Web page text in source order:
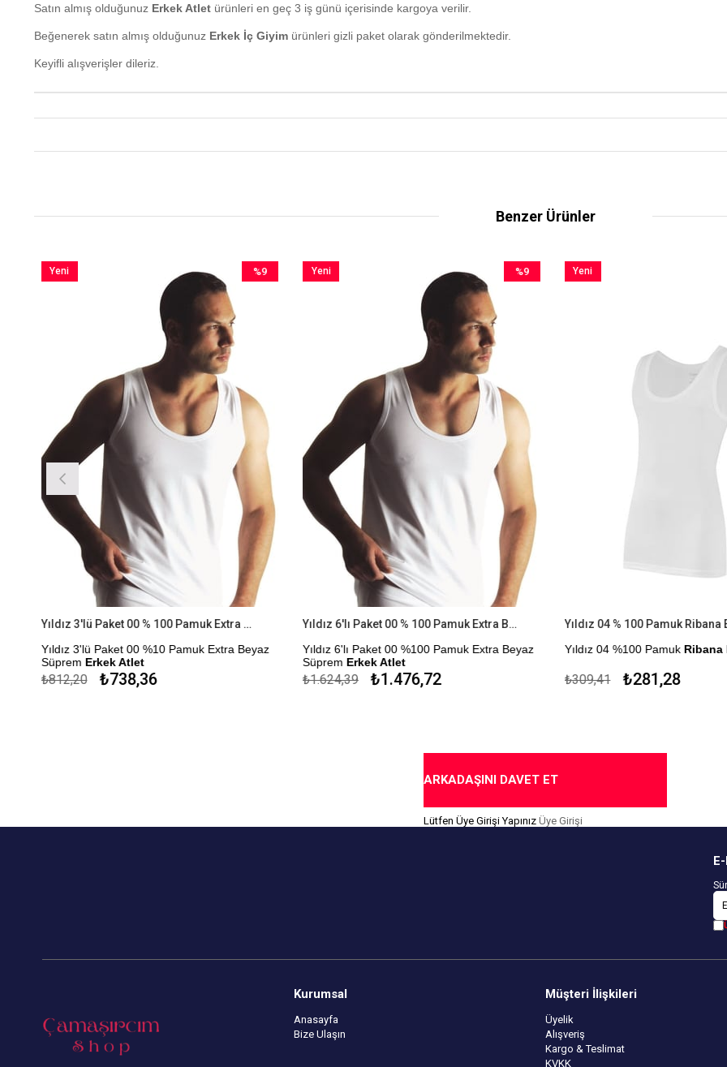
Satın almış olduğunuz Erkek Atlet ürünleri en geç 3 iş günü içerisinde kargoya verilir.
Beğenerek satın almış olduğunuz Erkek İç Giyim ürünleri gizli paket olarak gönderilmektedir.
Keyifli alışverişler dileriz.
Benzer Ürünler
Yıldız 3'lü Paket 00 % 100 Pamuk Extra Beyaz Süprem Erkek Atlet
Yıldız 3'lü Paket 00 %10 Pamuk Extra Beyaz
SüpremErkek Atlet
Çekmezlik Sanfor Testi Yapılmıştır.
₺738,36
₺812,20
%9
%9İndirim
Yeni
Yıldız 6'lı Paket 00 % 100 Pamuk Extra Beyaz Süprem Erkek Atlet
Yıldız 6'lı Paket 00 %100 Pamuk Extra Beyaz
SüpremErkek Atlet
Çekmezlik Sanfor Testi Yapılmıştır.
₺1.476,72
₺1.624,39
%9
%9İndirim
Yeni
Yıldız 04 % 100 Pamuk Ribana
Yıldız 04 %100 PamukRibana
Çekmezlik Sanfor Testi
₺281,28
₺309,41
Yeni
ARKADAŞINI DAVET ET
Lütfen Üye Girişi Yapınız Üye Girişi
Kurumsal
Anasayfa
Bize Ulaşın
Müşteri İlişkileri
Üyelik
Alışveriş
Kargo & Teslimat
KVKK